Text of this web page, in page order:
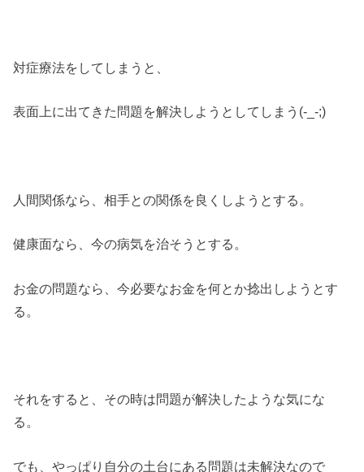
対症療法をしてしまうと、
表面上に出てきた問題を解決しようとしてしまう(-_-;)
人間関係なら、相手との関係を良くしようとする。
健康面なら、今の病気を治そうとする。
お金の問題なら、今必要なお金を何とか捻出しようとす
る。
それをすると、その時は問題が解決したような気にな
る。
でも、やっぱり自分の土台にある問題は未解決なので